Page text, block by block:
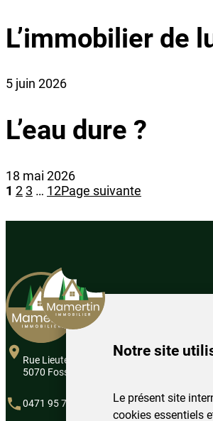
L’immobilier de
5 juin 2026
L’eau dure ?
18 mai 2026
1 2 3 … 12Page suivante
Rue Lieutenant Cotelle 14
5070 Fosses-la-Ville
0471 95 77 53
Notre site
Le présent site
cookies essentiels